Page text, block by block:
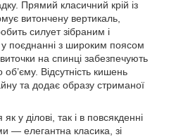
Прямий класичний крій із
витончену вертикаль,
силует зібраним і
поєднанні з широким поясом
на спинці забезпечують
Відсутність кишень
та додає образу стриманої
у ділові, так і в повсякденні
— елегантна класика, зі